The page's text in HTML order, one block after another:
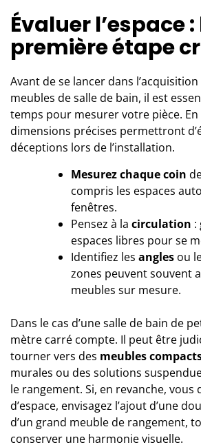
Évaluer l’espace :
première étape
Avant de se lancer dans
meubles de salle de bain, il est
temps pour mesurer votre pièce. En
dimensions précises permettront
déceptions lors de l’installation.
Mesurez chaque coin
compris les espaces
fenêtres.
Pensez à la circulation :
espaces libres pour se
Identifiez les angles ou
zones peuvent souvent
meubles sur mesure.
Dans le cas d’une salle de bain de
mètre carré compte. Il peut être
tourner vers des meubles
murales ou des solutions
le rangement. Si, en revanche, vous
d’espace, envisagez l’ajout d’une
d’un grand meuble de rangement,
conserver une harmonie visuelle.